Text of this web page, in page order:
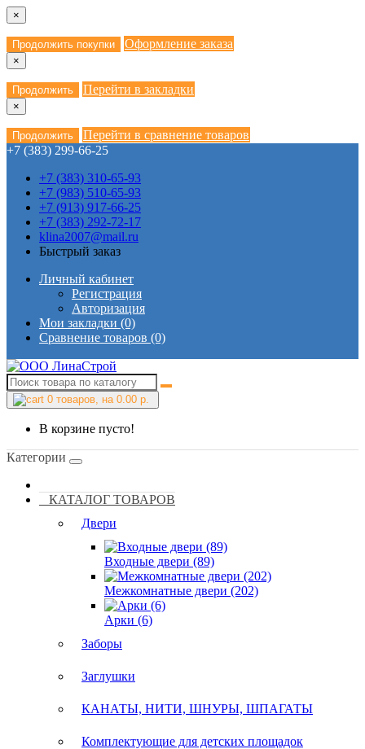
×
Продолжить покупки Оформление заказа
×
Продолжить Перейти в закладки
×
Продолжить
Перейти в сравнение товаров
+7 (383) 299-66-25
+7 (383) 310-65-93
+7 (983) 510-65-93
+7 (913) 917-66-25
+7 (383) 292-72-17
klina2007@mail.ru
Быстрый заказ
Личный кабинет
Регистрация
Авторизация
Мои закладки (0)
Сравнение товаров (0)
0 товаров, на 0.00 р.
В корзине пусто!
Категории
КАТАЛОГ ТОВАРОВ
Двери
Входные двери (89)
Межкомнатные двери (202)
Арки (6)
Заборы
Заглушки
КАНАТЫ, НИТИ, ШНУРЫ, ШПАГАТЫ
Комплектующие для детских площадок